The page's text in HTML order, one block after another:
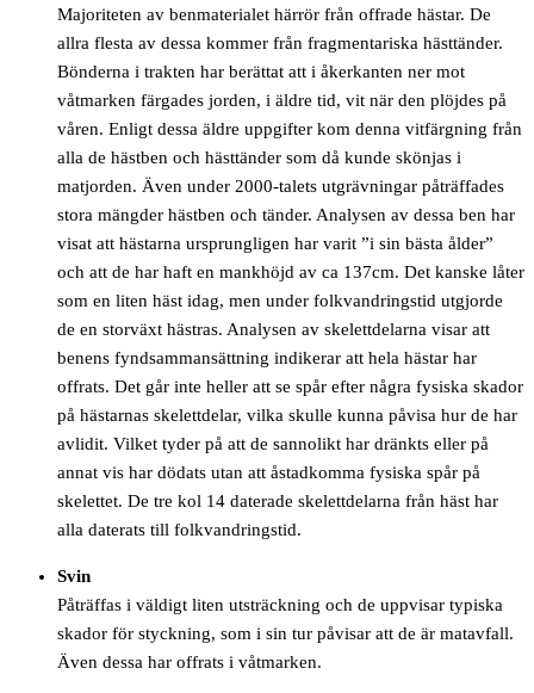
Majoriteten av benmaterialet härrör från offrade hästar. De
allra flesta av dessa kommer från fragmentariska hästtänder.
Bönderna i trakten har berättat att i åkerkanten ner mot
våtmarken färgades jorden, i äldre tid, vit när den plöjdes på
våren. Enligt dessa äldre uppgifter kom denna vitfärgning från
alla de hästben och hästtänder som då kunde skönjas i
matjorden. Även under 2000-talets utgrävningar påträffades
stora mängder hästben och tänder. Analysen av dessa ben har
visat att hästarna ursprungligen har varit ”i sin bästa ålder”
och att de har haft en mankhöjd av ca 137cm. Det kanske låter
som en liten häst idag, men under folkvandringstid utgjorde
de en storväxt hästras. Analysen av skelettdelarna visar att
benens fyndsammansättning indikerar att hela hästar har
offrats. Det går inte heller att se spår efter några fysiska skador
på hästarnas skelettdelar, vilka skulle kunna påvisa hur de har
avlidit. Vilket tyder på att de sannolikt har dränkts eller på
annat vis har dödats utan att åstadkomma fysiska spår på
skelettet. De tre kol 14 daterade skelettdelarna från häst har
alla daterats till folkvandringstid.
Svin
Påträffas i väldigt liten utsträckning och de uppvisar typiska
skador för styckning, som i sin tur påvisar att de är matavfall.
Även dessa har offrats i våtmarken.